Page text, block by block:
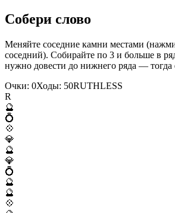
Собери слово
Меняйте соседние камни местами
соседний). Собирайте по 3 и больше в
нужно довести до нижнего ряда — тогда
Очки: 0Ходы: 50RUTHLESS
R
🔮
💍
💠
💎
🔮
💎
💍
🔮
🔮
💠